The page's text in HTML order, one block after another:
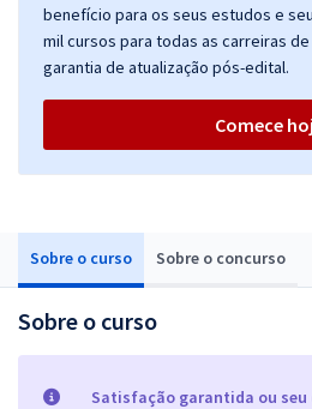
Sobre o curso Sobre o concurso
Sobre o curso
Satisfação garantida ou
benefício para os seus estudos e
mil cursos para todas as carreiras
garantia de atualização pós-edital.
Comece